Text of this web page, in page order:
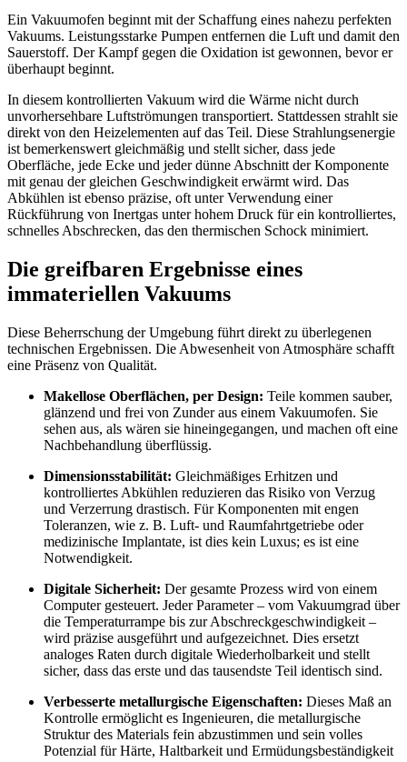
Ein Vakuumofen beginnt mit der Schaffung eines nahezu perfekten
Vakuums. Leistungsstarke Pumpen entfernen die Luft und damit den
Sauerstoff. Der Kampf gegen die Oxidation ist gewonnen, bevor er
überhaupt beginnt.
In diesem kontrollierten Vakuum wird die Wärme nicht durch
unvorhersehbare Luftströmungen transportiert. Stattdessen strahlt sie
direkt von den Heizelementen auf das Teil. Diese Strahlungsenergie
ist bemerkenswert gleichmäßig und stellt sicher, dass jede
Oberfläche, jede Ecke und jeder dünne Abschnitt der Komponente
mit genau der gleichen Geschwindigkeit erwärmt wird. Das
Abkühlen ist ebenso präzise, oft unter Verwendung einer
Rückführung von Inertgas unter hohem Druck für ein kontrolliertes,
schnelles Abschrecken, das den thermischen Schock minimiert.
Die greifbaren Ergebnisse eines
immateriellen Vakuums
Diese Beherrschung der Umgebung führt direkt zu überlegenen
technischen Ergebnissen. Die Abwesenheit von Atmosphäre schafft
eine Präsenz von Qualität.
Makellose Oberflächen, per Design: Teile kommen sauber,
glänzend und frei von Zunder aus einem Vakuumofen. Sie
sehen aus, als wären sie hineingegangen, und machen oft eine
Nachbehandlung überflüssig.
Dimensionsstabilität: Gleichmäßiges Erhitzen und
kontrolliertes Abkühlen reduzieren das Risiko von Verzug
und Verzerrung drastisch. Für Komponenten mit engen
Toleranzen, wie z. B. Luft- und Raumfahrtgetriebe oder
medizinische Implantate, ist dies kein Luxus; es ist eine
Notwendigkeit.
Digitale Sicherheit: Der gesamte Prozess wird von einem
Computer gesteuert. Jeder Parameter – vom Vakuumgrad über
die Temperaturrampe bis zur Abschreckgeschwindigkeit –
wird präzise ausgeführt und aufgezeichnet. Dies ersetzt
analoges Raten durch digitale Wiederholbarkeit und stellt
sicher, dass das erste und das tausendste Teil identisch sind.
Verbesserte metallurgische Eigenschaften: Dieses Maß an
Kontrolle ermöglicht es Ingenieuren, die metallurgische
Struktur des Materials fein abzustimmen und sein volles
Potenzial für Härte, Haltbarkeit und Ermüdungsbeständigkeit